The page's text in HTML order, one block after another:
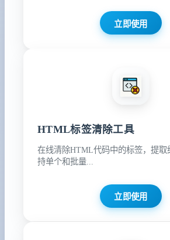
立即使用
HTML标签清除工具
在线清除HTML代码中的标签，提取
持单个和批量...
立即使用